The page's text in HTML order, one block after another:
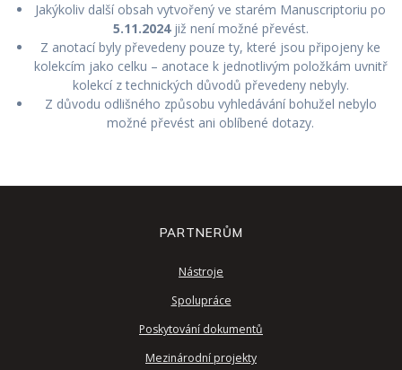
Jakýkoliv další obsah vytvořený ve starém Manuscriptoriu po
5.11.2024již není možné převést.
Z anotací byly převedeny pouze ty, které jsou připojeny ke
kolekcím jako celku – anotace k jednotlivým položkám uvnitř
kolekcí z technických důvodů převedeny nebyly.
Z důvodu odlišného způsobu vyhledávání bohužel nebylo
možné převést ani oblíbené dotazy.
PARTNERŮM
Nástroje
Spolupráce
Poskytování dokumentů
Mezinárodní projekty